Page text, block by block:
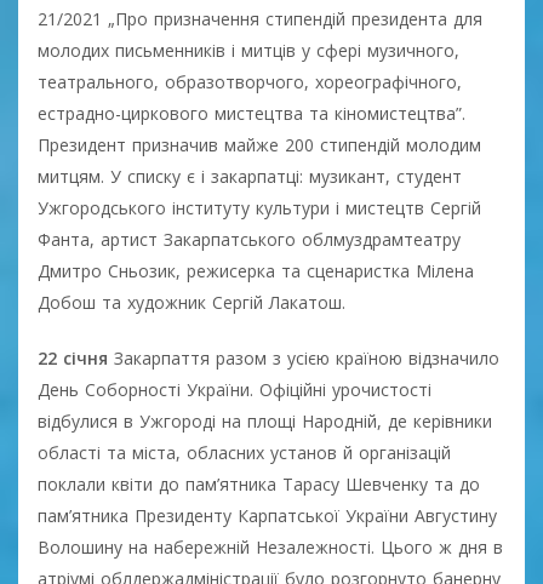
21/2021 „Про призначення стипендій президента для
молодих письменників і митців у сфері музичного,
театрального, образотворчого, хореографічного,
естрадно-циркового мистецтва та кіномистецтва”.
Президент призначив майже 200 стипендій молодим
митцям. У списку є і закарпатці: музикант, студент
Ужгородського інституту культури і мистецтв Сергій
Фанта, артист Закарпатського облмуздрамтеатру
Дмитро Сньозик, режисерка та сценаристка Мілена
Добош та художник Сергій Лакатош.
22 січня Закарпаття разом з усією країною відзначило
День Соборності України. Офіційні урочистості
відбулися в Ужгороді на площі Народній, де керівники
області та міста, обласних установ й організацій
поклали квіти до пам’ятника Тарасу Шевченку та до
пам’ятника Президенту Карпатської України Августину
Волошину на набережній Незалежності. Цього ж дня в
атріумі облдержадміністрації було розгорнуто банерну